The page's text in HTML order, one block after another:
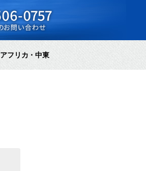
アフリカ・中東